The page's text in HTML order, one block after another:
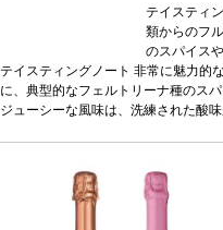
テイスティ
類からのフ
のスパイス
シーな風味
で歌ってい
ー 100%認
い。
テイスティングノート 非常に魅力的
に、典型的なフェルトリーナ種のス
ジューシーな風味は、洗練された酸
次のヴィンテージに変更されます、ご